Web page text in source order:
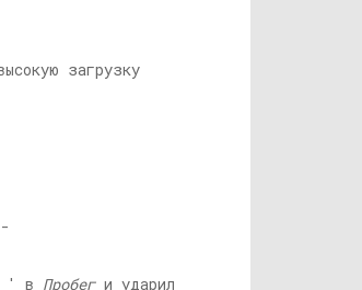
загрузку
' в Пробеги ударил